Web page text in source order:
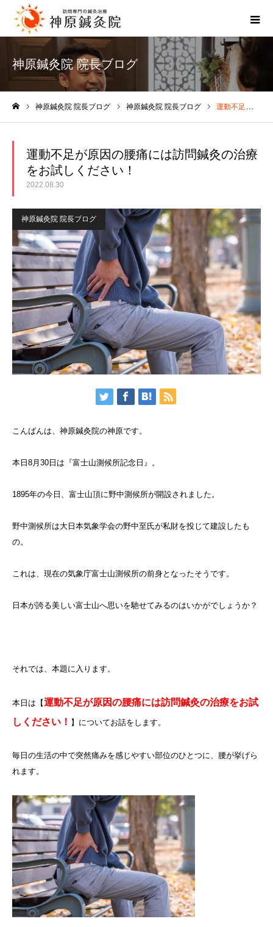
神原鍼灸院 院長ブログ
神原鍼灸院 院長ブログ 神原鍼灸院 院長ブログ 運動不足が原因の腰痛には訪問鍼灸の治療をお試しください！
運動不足が原因の腰痛には訪問鍼灸の治療
をお試しください！
2022.08.30
神原鍼灸院 院長ブログ
こんばんは、神原鍼灸院の神原です。
本日8月30日は『富士山測候所記念日』。
1895年の今日、富士山頂に野中測候所が開設されました。
野中測候所は大日本気象学会の野中至氏が私財を投じて建設したも
の。
これは、現在の気象庁富士山測候所の前身となったそうです。
日本が誇る美しい富士山へ思いを馳せてみるのはいかがでしょうか？
それでは、本題に入ります。
本日は【運動不足が原因の腰痛には訪問鍼灸の治療をお試
しください！ 】についてお話をします。
毎日の生活の中で突然痛みを感じやすい部位のひとつに、腰が挙げら
れます。